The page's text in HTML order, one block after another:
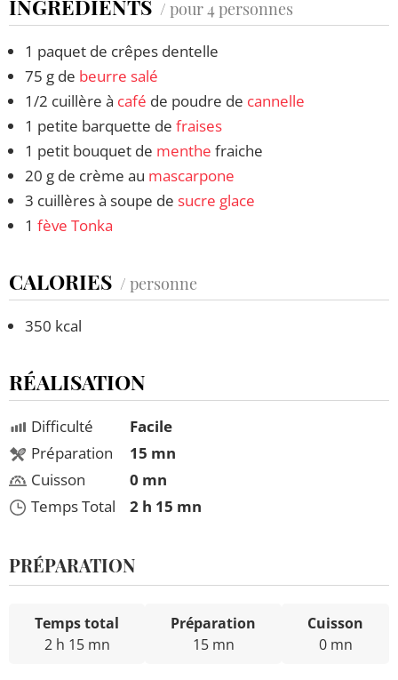
INGRÉDIENTS / pour 4 personnes
1 paquet de crêpes dentelle
75 g de beurre salé
1/2 cuillère à café de poudre de cannelle
1 petite barquette de fraises
1 petit bouquet de menthe fraiche
20 g de crème au mascarpone
3 cuillères à soupe de sucre glace
1 fève Tonka
CALORIES / personne
350 kcal
RÉALISATION
Difficulté
Préparation
Cuisson
Temps Total
Facile
15 mn
0 mn
2 h 15 mn
PRÉPARATION
Temps total
2 h 15 mn
Préparation
15 mn
Cuisson
0 mn